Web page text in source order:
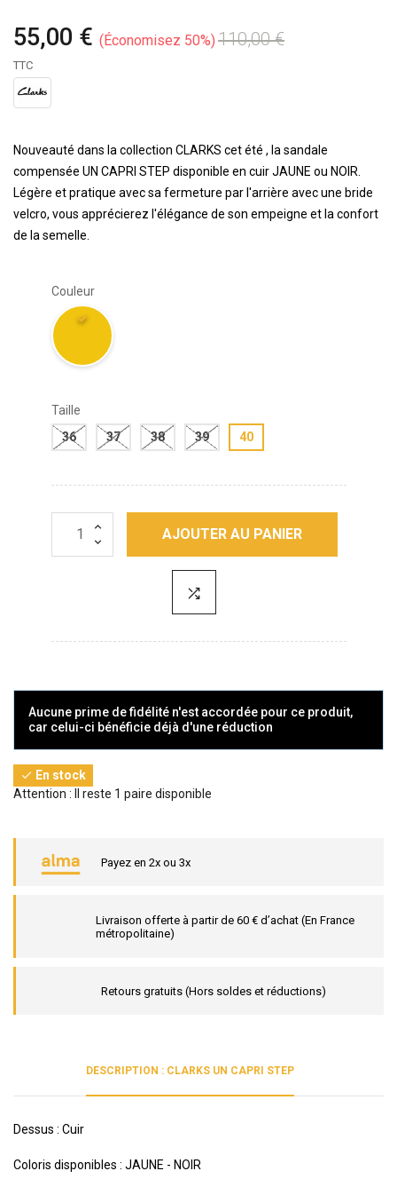
55,00 € Économisez 50% 110,00 €
TTC
Nouveauté dans la collection CLARKS cet été , la sandale
compensée UN CAPRI STEP disponible en cuir JAUNE ou NOIR.
Légère et pratique avec sa fermeture par l'arrière avec une bride
velcro, vous apprécierez l'élégance de son empeigne et la confort
de la semelle.
Couleur
Taille
36
37 38 39 40
AJOUTER AU PANIER
Aucune prime de fidélité n'est accordée pour ce produit,
car celui-ci bénéficie déjà d'une réduction
 En stock
Attention : Il reste 1 paire disponible
Payez en 2x ou 3x
Livraison offerte à partir de 60 € d’achat (En France
métropolitaine)
Retours gratuits (Hors soldes et réductions)
DESCRIPTION : CLARKS UN CAPRI STEP
Dessus : Cuir
Coloris disponibles : JAUNE - NOIR